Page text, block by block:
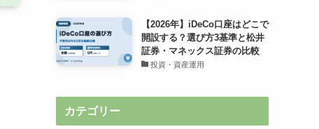
【2026年】iDeCo口座はどこで
開設する？選び方3基準と松井
証券・マネックス証券の比較
投資・資産運用
カテゴリー